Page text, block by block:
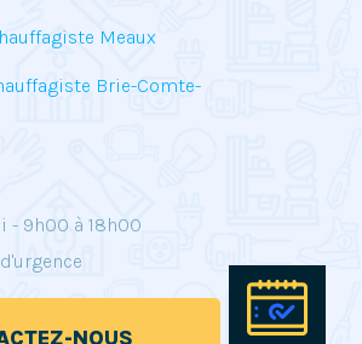
Meaux
Brie-Comte-
- 9h00 à 18h00
NOUS